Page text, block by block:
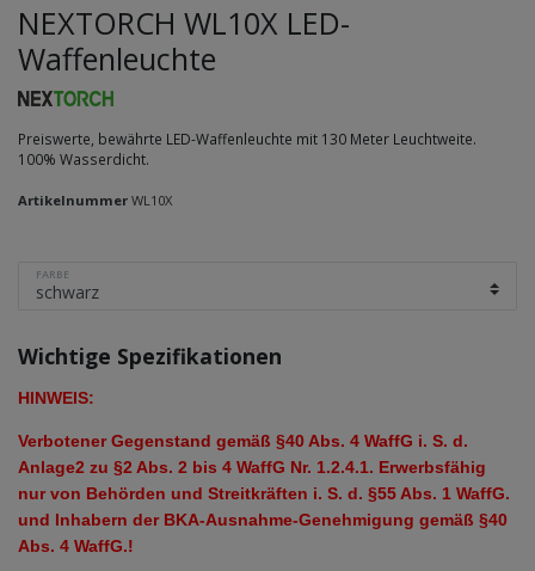
NEXTORCH WL10X LED-
Waffenleuchte
Preiswerte, bewährte LED-Waffenleuchte mit 130 Meter Leuchtweite.
100% Wasserdicht.
Artikelnummer WL10X
FARBE
Wichtige Spezifikationen
HINWEIS:
Verbotener Gegenstand gemäß §40 Abs. 4 WaffG i. S. d.
Anlage2 zu §2 Abs. 2 bis 4 WaffG Nr. 1.2.4.1. Erwerbsfähig
nur von Behörden und Streitkräften i. S. d. §55 Abs. 1 WaffG.
und Inhabern der BKA-Ausnahme-Genehmigung gemäß §40
Abs. 4 WaffG.!